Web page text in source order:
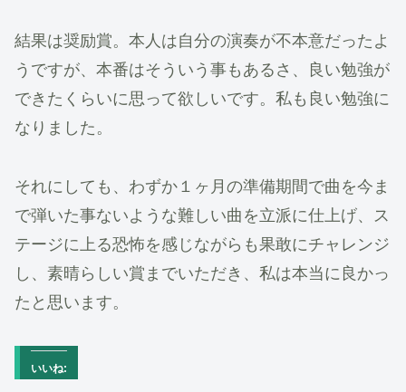
結果は奨励賞。本人は自分の演奏が不本意だったよ
うですが、本番はそういう事もあるさ、良い勉強が
できたくらいに思って欲しいです。私も良い勉強に
なりました。
それにしても、わずか１ヶ月の準備期間で曲を今ま
で弾いた事ないような難しい曲を立派に仕上げ、ス
テージに上る恐怖を感じながらも果敢にチャレンジ
し、素晴らしい賞までいただき、私は本当に良かっ
たと思います。
いいね: